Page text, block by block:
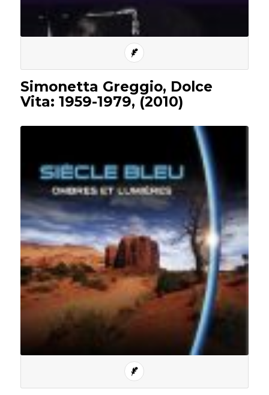
Simonetta Greggio, Dolce
Vita: 1959-1979, (2010)